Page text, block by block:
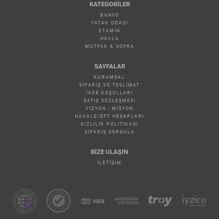
KATEGORILER
BANYO
YATAK ODASI
ETAMİN
HAVLU
MUTFAK & SOFRA
SAYFALAR
KURUMSAL
SIPARIŞ VE TESLIMAT
İADE KOŞULLARI
SATIŞ SÖZLEŞMESI
VIZYON - MISYON
HAVALE/EFT HESAPLARI
GIZLILIK POLITIKASI
SIPARIŞ SORGULA
BİZE ULAŞIN
İLETIŞIM